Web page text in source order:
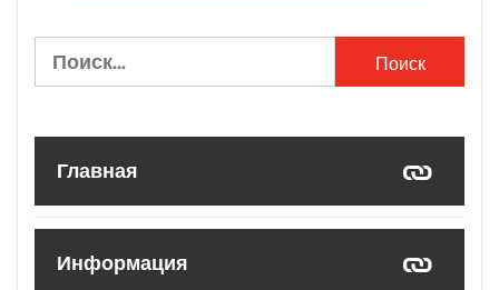
Найти:
Главная
Информация